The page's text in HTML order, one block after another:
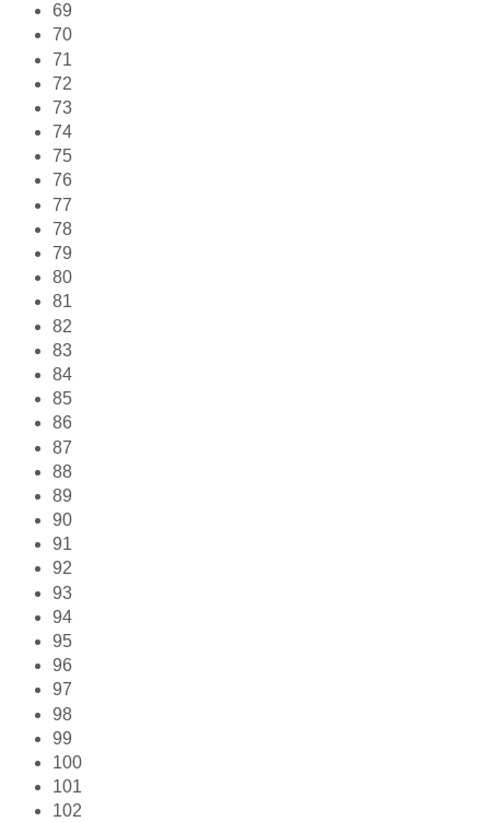
69
70
71
72
73
74
75
76
77
78
79
80
81
82
83
84
85
86
87
88
89
90
91
92
93
94
95
96
97
98
99
100
101
102